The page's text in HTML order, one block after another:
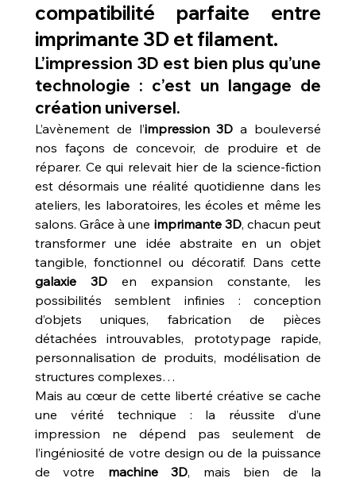
compatibilité parfaite entre
imprimante 3D et filament.
L’impression 3D est bien plus qu’une
technologie : c’est un langage de
création universel.
L’avènement de l’impression 3D a bouleversé
nos façons de concevoir, de produire et de
réparer. Ce qui relevait hier de la science-fiction
est désormais une réalité quotidienne dans les
ateliers, les laboratoires, les écoles et même les
salons. Grâce à une imprimante 3D, chacun peut
transformer une idée abstraite en un objet
galaxie 3D en expansion constante, les
possibilités semblent infinies : conception
d’objets uniques, fabrication de pièces
détachées introuvables, prototypage rapide,
personnalisation de produits, modélisation de
structures complexes…
Mais au cœur de cette liberté créative se cache
une vérité technique : la réussite d’une
impression ne dépend pas seulement de
l’ingéniosité de votre design ou de la puissance
de votre machine 3D, mais bien de la